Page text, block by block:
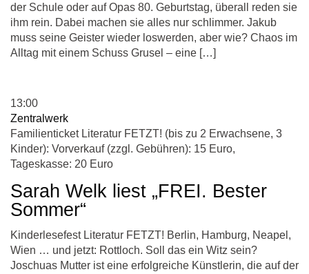
der Schule oder auf Opas 80. Geburtstag, überall reden sie
ihm rein. Dabei machen sie alles nur schlimmer. Jakub
muss seine Geister wieder loswerden, aber wie? Chaos im
Alltag mit einem Schuss Grusel – eine […]
13:00
Zentralwerk
Familienticket Literatur FETZT! (bis zu 2 Erwachsene, 3
Kinder): Vorverkauf (zzgl. Gebühren): 15 Euro,
Tageskasse: 20 Euro
Sarah Welk liest „FREI. Bester
Sommer“
Kinderlesefest Literatur FETZT! Berlin, Hamburg, Neapel,
Wien … und jetzt: Rottloch. Soll das ein Witz sein?
Joschuas Mutter ist eine erfolgreiche Künstlerin, die auf der